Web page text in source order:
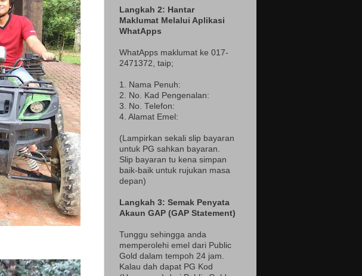
Langkah 2: Hantar
Maklumat Melalui Aplikasi
WhatApps
WhatApps maklumat ke 017-
2471372 , taip;
1. Nama Penuh:
2. No. Kad Pengenalan:
3. No. Telefon:
4. Alamat Emel:
(Lampirkan sekali slip bayaran
untuk PG sahkan bayaran.
Slip bayaran tu kena simpan
baik-baik untuk rujukan masa
depan)
Langkah 3: Semak Penyata
Akaun GAP (GAP Statement)
Tunggu sehingga anda
memperolehi emel dari Public
Gold dalam tempoh 24 jam.
Kalau dah dapat PG Kod